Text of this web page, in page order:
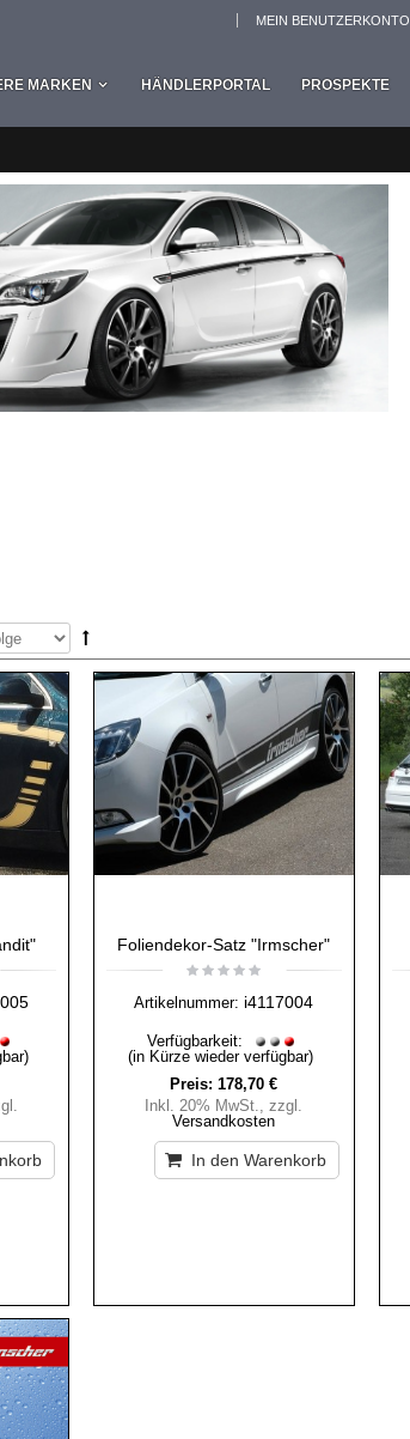
MEIN BENUTZERKONTO
MARKEN HÄNDLERPORTAL PROSPEKTE
Foliendekor-Satz "Irmscher"
Artikelnummer: i4117004
Verfügbarkeit:
(in Kürze wieder verfügbar)
Preis: 178,70 €
Inkl. 20% MwSt.,zzgl.
Versandkosten
In den Warenkorb